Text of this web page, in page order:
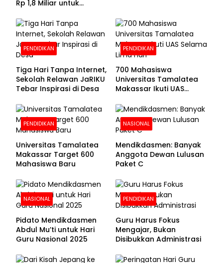
Rp 1,8 Miliar untuk
Pendaftaran Segera
Dibuka
PENDIDIKAN
Tiga Hari Tanpa Internet,
Sekolah Relawan JaRIKU
Tebar Inspirasi di Desa
PENDIDIKAN
700 Mahasiswa
Universitas Tamalatea
Makassar Ikuti UAS
PENDIDIKAN
Universitas Tamalatea
Makassar Target 600
Mahasiswa Baru
NASIONAL
Mendikdasmen: Banyak
Anggota Dewan Lulusan
Paket C
NASIONAL
Pidato Mendikdasmen
Abdul Mu’ti untuk Hari
Guru Nasional 2025
PENDIDIKAN
Guru Harus Fokus
Mengajar, Bukan
Disibukkan Administrasi